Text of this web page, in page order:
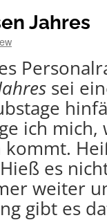
Jahres
sei
ich
kommt.
es
weiter
gibt es